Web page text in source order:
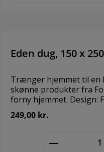
Eden dug, 150 x
Trænger hjemmet til en
skønne produkter fra
forny hjemmet. Design: Fondaco Størrelse: 150 x 250
cm Materiale: 100 %
249,00 kr.